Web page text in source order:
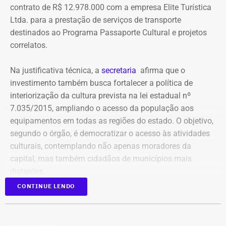
Declaração de bens de Bernardo Rossi em 2014 — Foto:
compartilham telefones, dispositivos, endereços de IP,
administradores, contas de anúncios, meios de
pagamento ou gerenciadores de negócios.
impulsionamentos e cita morte de
criança como exemplo de fake news
As 31 publicações relacionadas pela prefeitura tratam de
assuntos diversos. A lista inclui manchetes sobre prisões
na Assembleia Legislativa, supostos acordos políticos,
sucessão municipal, alterações no Fundo Municipal do
fiscalização urbana, lixo, uniformes escolares, número de
secretarias e relações do prefeito Alexandre Martins com
outras figuras políticas.
contrato de R$ 12.978.000 com a empresa Elite Turística
Ltda. para a prestação de serviços de transporte
destinados ao Programa Passaporte Cultural e projetos
correlatos.
Na justificativa técnica, a secretaria afirma que o
investimento também busca fortalecer a política de
interiorização da cultura prevista na lei estadual nº
7.035/2015, ampliando o acesso da população aos
equipamentos em todas as regiões do estado. O objetivo,
segundo o órgão, é democratizar o acesso às atividades
culturais, contemplando não apenas moradores da
capital, mas também cidadãos de municípios mais
Publicado no Diário Oficial do Estado, o contrato nº
CONTINUE LENDO